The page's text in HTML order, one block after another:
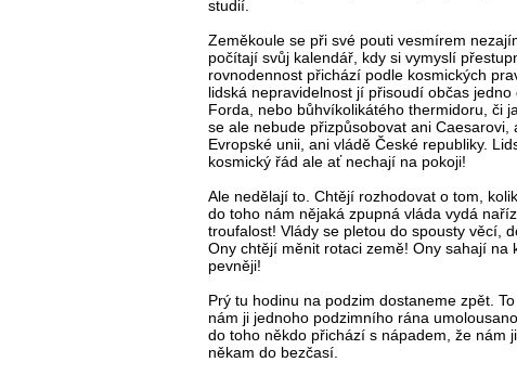
studií.
Zeměkoule se při své pouti vesmírem
počítají svůj kalendář, kdy si vymyslí
rovnodennost přichází podle kosmických
lidská nepravidelnost jí přisoudí občas
Forda, nebo bůhvíkolikátého thermidoru, či
se ale nebude přizpůsobovat ani
Evropské unii, ani vládě České republiky.
kosmický řád ale ať nechají na pokoji!
Ale nedělají to. Chtějí rozhodovat o tom,
do toho nám nějaká zpupná vláda vydá
troufalost! Vlády se pletou do spousty věcí,
Ony chtějí měnit rotaci země! Ony sahají na
pevněji!
Prý tu hodinu na podzim dostaneme zpět.
nám ji jednoho podzimního rána
do toho někdo přichází s nápadem, že nám
někam do bezčasí.